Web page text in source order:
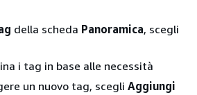
della scheda Panoramica, scegli
i tag in base alle necessità
un nuovo tag, scegli Aggiungi